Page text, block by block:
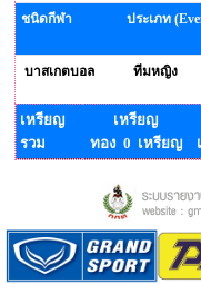
ชนิดกีฬา ประเภท
บาสเกตบอล ทีมหญิง
เหรียญ
รวม
เหรียญ
ทอง 0 เหรียญ